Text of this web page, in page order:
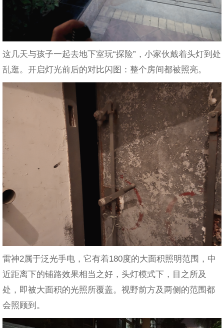
这几天与孩子一起去地下室玩“探险”，小家伙戴着头灯到处
乱逛。开启灯光前后的对比闪图：整个房间都被照亮。
雷神2属于泛光手电，它有着180度的大面积照明范围，中
近距离下的铺路效果相当之好，头灯模式下，目之所及
处，即被大面积的光照所覆盖。视野前方及两侧的范围都
会照顾到。